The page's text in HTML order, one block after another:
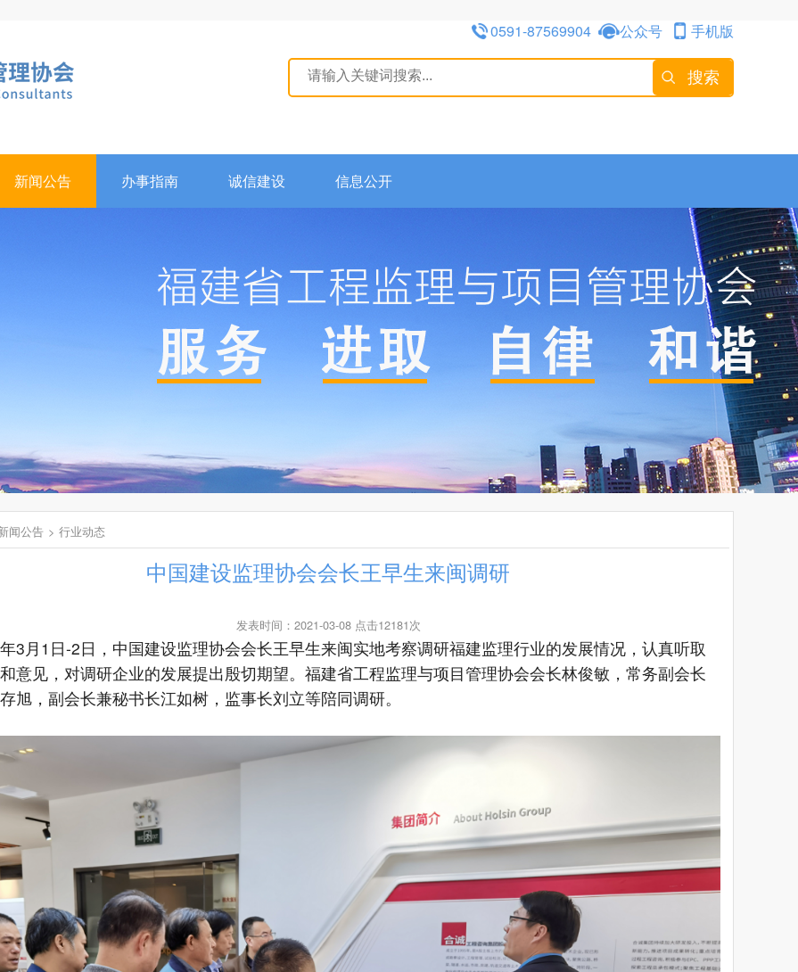
手机版
公众号
0591-87569904
搜索
新闻公告 办事指南 诚信建设 信息公开
闻公告 行业动态
中国建设监理协会会长王早生来闽调研
发表时间：2021-03-08 点击12181次
3月 1 日-2日，中国建设监理协会会长王早生来闽实地考察调研福建监理行业的发展情况，认真听取
意见，对调研企业的发展提出殷切期望。福建省工程监理与项目管理协会会长林俊敏，常务副会长
旭，副会长兼秘书长江如树，监事长刘立等陪同调研。